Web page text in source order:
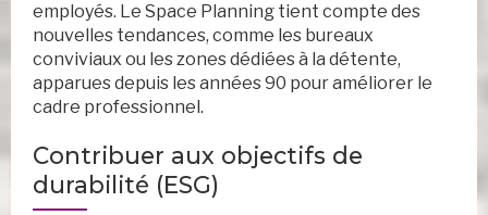
employés. Le Space Planning tient compte des
nouvelles tendances, comme les bureaux
conviviaux ou les zones dédiées à la détente,
apparues depuis les années 90 pour améliorer le
cadre professionnel.
Contribuer aux objectifs de
durabilité (ESG)